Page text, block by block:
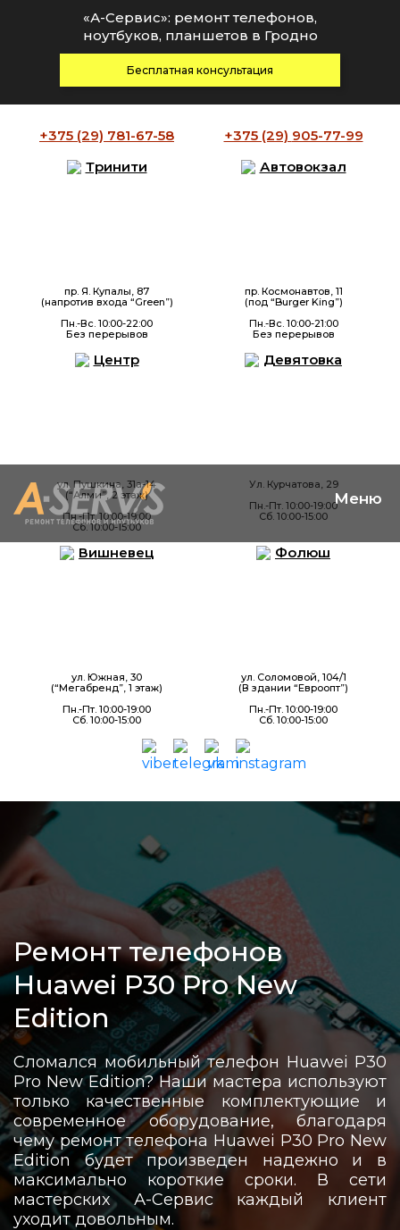
+375 (29) 781-67-58 +375 (29) 905-77-99
Тринити
пр. Я. Купалы, 87
(напротив входа “Green”)
Пн.-Вс. 10:00-22:00
Без перерывов
Автовокзал
пр. Космонавтов, 11
(под “Burger King”)
Пн.-Вс. 10:00-21:00
Без перерывов
Центр
ул. Пушкина, 31а-14
(“Алми”, 2 этаж)
Пн.-Пт. 10:00-19:00
Сб. 10:00-15:00
Девятовка
Ул. Курчатова, 29
Пн.-Пт. 10:00-19:00
Сб. 10:00-15:00
Вишневец
ул. Южная, 30
(“Мегабренд”, 1 этаж)
Пн.-Пт. 10:00-19:00
Сб. 10:00-15:00
Фолюш
ул. Соломовой, 104/1
(В здании “Евроопт”)
Пн.-Пт. 10:00-19:00
Сб. 10:00-15:00
«А-Сервис»: ремонт телефонов,
ноутбуков, планшетов в Гродно
Бесплатная консультация
Ремонт телефонов
Huawei P30 Pro New
Edition
Сломался мобильный телефон Huawei P30
Pro New Edition? Наши мастера используют
только качественные комплектующие и
современное оборудование, благодаря
чему ремонт телефона Huawei P30 Pro New
Edition будет произведен надежно и в
максимально короткие сроки. В сети
мастерских А-Сервис каждый клиент
уходит довольным.